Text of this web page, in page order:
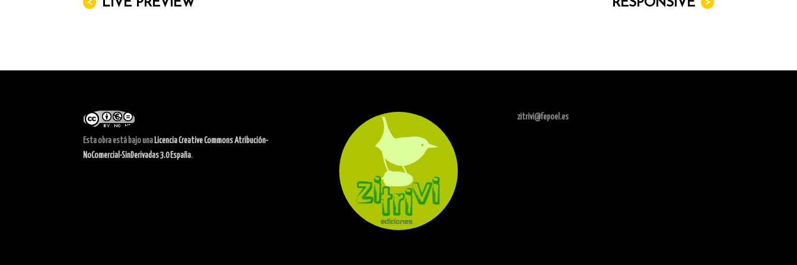
< LIVE PREVIEW >
RESPONSIVE
Esta obra está bajo una Licencia Creative Commons Atribución-
NoComercial-SinDerivadas 3.0 España.
zitrivi@fepoel.es